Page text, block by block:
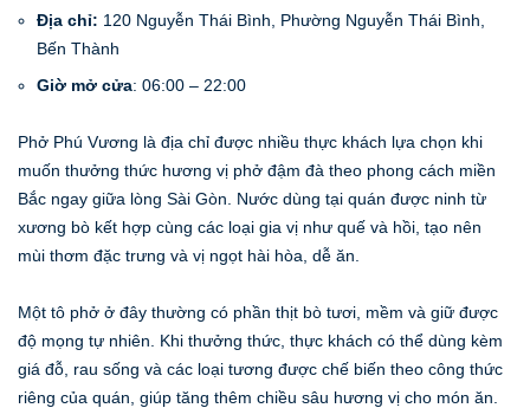
Địa chỉ: 120 Nguyễn Thái Bình, Phường Nguyễn Thái Bình,
Bến Thành
Giờ mở cửa: 06:00 – 22:00
Phở Phú Vương là địa chỉ được nhiều thực khách lựa chọn khi
muốn thưởng thức hương vị phở đậm đà theo phong cách miền
Bắc ngay giữa lòng Sài Gòn. Nước dùng tại quán được ninh từ
xương bò kết hợp cùng các loại gia vị như quế và hồi, tạo nên
mùi thơm đặc trưng và vị ngọt hài hòa, dễ ăn.
Một tô phở ở đây thường có phần thịt bò tươi, mềm và giữ được
độ mọng tự nhiên. Khi thưởng thức, thực khách có thể dùng kèm
giá đỗ, rau sống và các loại tương được chế biến theo công thức
riêng của quán, giúp tăng thêm chiều sâu hương vị cho món ăn.